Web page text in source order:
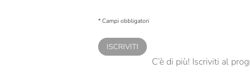
* Campi obbligatori
ISCRIVITI
C’è di più! Iscriviti al